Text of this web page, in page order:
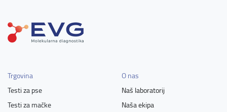
Trgovina
Testi za pse
Testi za mačke
O nas
Naš laboratorij
Naša ekipa